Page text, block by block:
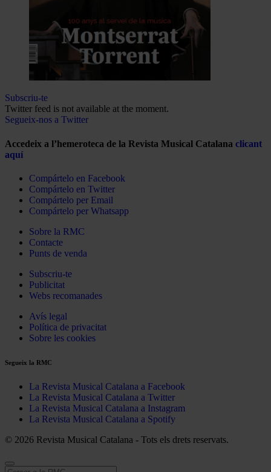
Subscriu-te
Twitter feed is not available at the moment.
Segueix-nos a Twitter
Accedeix a l’hemeroteca de la Revista Musical Catalana clicant
aquí
Compártelo en Facebook
Compártelo en Twitter
Compártelo per Email
Compártelo per Whatsapp
Sobre la RMC
Contacte
Punts de venda
Subscriu-te
Publicitat
Webs recomanades
Avís legal
Política de privacitat
Sobre les cookies
Segueix la RMC
La Revista Musical Catalana a Facebook
La Revista Musical Catalana a Twitter
La Revista Musical Catalana a Instagram
La Revista Musical Catalana a Spotify
© 2026 Revista Musical Catalana - Tots els drets reservats.